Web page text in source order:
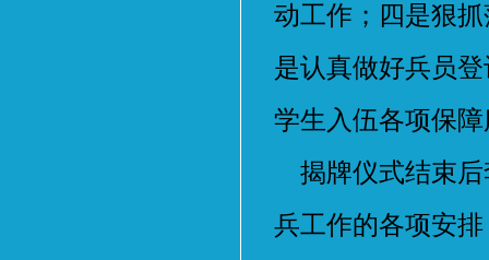
动工作；四是狠
是认真做好兵员
学生入伍各项保
揭牌仪式结束后
兵工作的各项安